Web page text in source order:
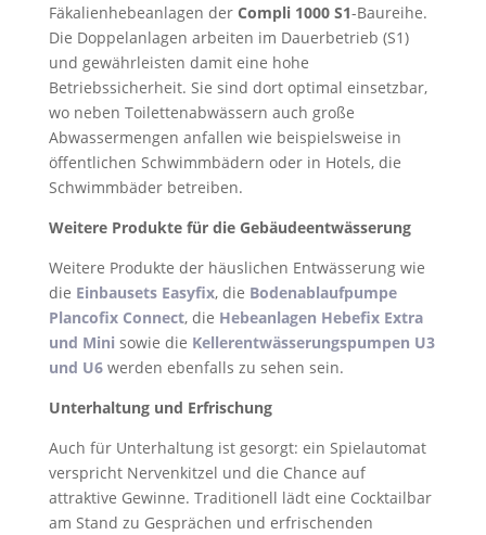
Fäkalienhebeanlagen der Compli 1000 S1-Baureihe.
Die Doppelanlagen arbeiten im Dauerbetrieb (S1)
und gewährleisten damit eine hohe
Betriebssicherheit. Sie sind dort optimal einsetzbar,
wo neben Toilettenabwässern auch große
Abwassermengen anfallen wie beispielsweise in
öffentlichen Schwimmbädern oder in Hotels, die
Schwimmbäder betreiben.
Weitere Produkte für die Gebäudeentwässerung
Weitere Produkte der häuslichen Entwässerung wie
die Einbausets Easyfix, die Bodenablaufpumpe
Plancofix Connect, die Hebeanlagen Hebefix Extra
und Mini sowie die Kellerentwässerungspumpen U3
und U6werden ebenfalls zu sehen sein.
Unterhaltung und Erfrischung
Auch für Unterhaltung ist gesorgt: ein Spielautomat
verspricht Nervenkitzel und die Chance auf
attraktive Gewinne. Traditionell lädt eine Cocktailbar
am Stand zu Gesprächen und erfrischenden